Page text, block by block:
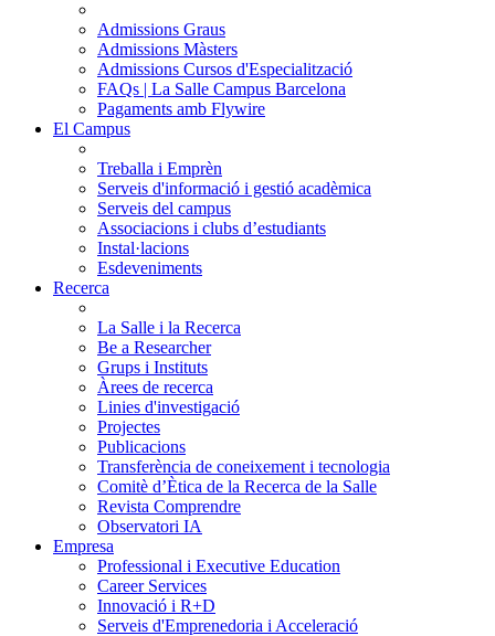
Admissions Graus
Admissions Màsters
Admissions Cursos d'Especialització
FAQs | La Salle Campus Barcelona
Pagaments amb Flywire
El Campus
Treballa i Emprèn
Serveis d'informació i gestió acadèmica
Serveis del campus
Associacions i clubs d’estudiants
Instal·lacions
Esdeveniments
Recerca
La Salle i la Recerca
Be a Researcher
Grups i Instituts
Àrees de recerca
Linies d'investigació
Projectes
Publicacions
Transferència de coneixement i tecnologia
Comitè d’Ètica de la Recerca de la Salle
Revista Comprendre
Observatori IA
Empresa
Professional i Executive Education
Career Services
Innovació i R+D
Serveis d'Emprenedoria i Acceleració